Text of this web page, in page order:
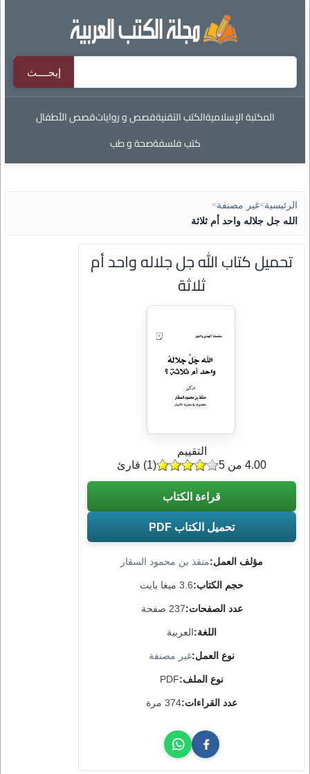
المكتبة الإسلاميةالكتب التقنيةقصص و رواياتقصص الأطفال
كتب فلسفةصحة و طب
الرئيسية>غير مصنفة>
الله جل جلاله واحد أم ثلاثة
تحميل كتاب الله جل جلاله واحد أم
ثلاثة
مؤلف العمل:منقذ بن محمود السقار
حجم الكتاب:3.6 ميغا بايت
عدد الصفحات:237 صفحة
اللغة:العربية
نوع العمل:غير مصنفة
نوع الملف:PDF
عدد القراءات:374 مرة
التقييم
(
1) قارئ 4.00 من 5
قراءة الكتاب
تحميل الكتاب PDF